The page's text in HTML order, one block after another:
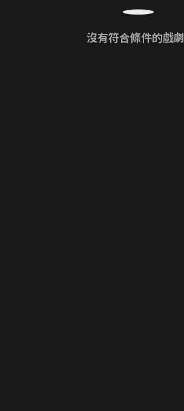
沒有符合條件的戲劇